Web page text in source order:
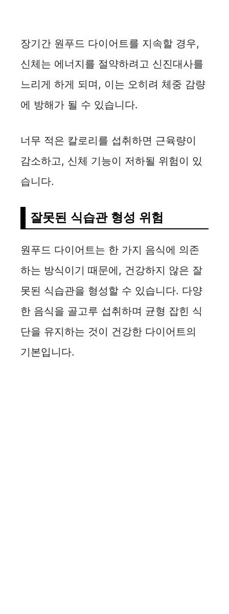
장기간 원푸드 다이어트를 지속할 경우,
신체는 에너지를 절약하려고 신진대사를
느리게 하게 되며, 이는 오히려 체중 감량
에 방해가 될 수 있습니다.
너무 적은 칼로리를 섭취하면 근육량이
감소하고, 신체 기능이 저하될 위험이 있
습니다.
잘못된 식습관 형성 위험
원푸드 다이어트는 한 가지 음식에 의존
하는 방식이기 때문에, 건강하지 않은 잘
못된 식습관을 형성할 수 있습니다. 다양
한 음식을 골고루 섭취하며 균형 잡힌 식
단을 유지하는 것이 건강한 다이어트의
기본입니다.